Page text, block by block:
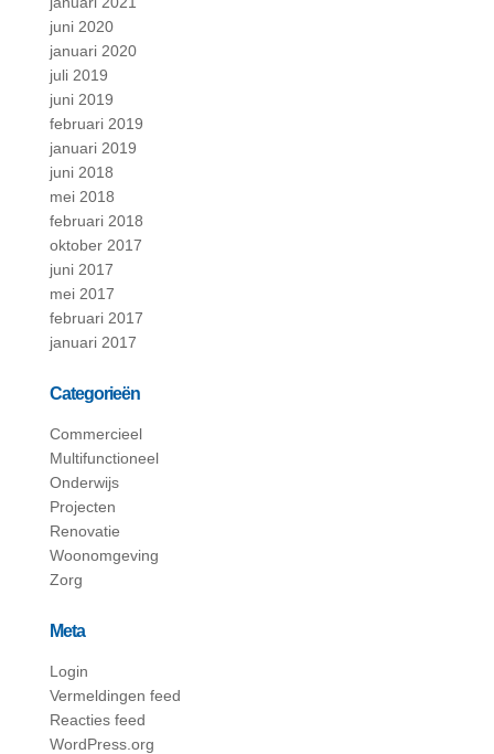
juni 2020
januari 2020
juli 2019
juni 2019
februari 2019
januari 2019
juni 2018
mei 2018
februari 2018
oktober 2017
juni 2017
mei 2017
februari 2017
januari 2017
Categorieën
Commercieel
Multifunctioneel
Onderwijs
Projecten
Renovatie
Woonomgeving
Zorg
Meta
Login
Vermeldingen feed
Reacties feed
WordPress.org